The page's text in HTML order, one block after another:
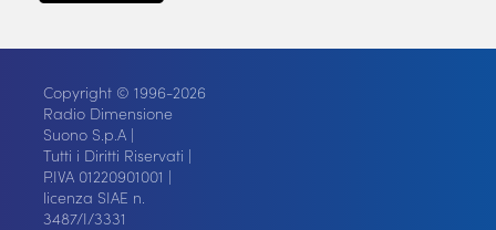
Copyright © 1996-2026
Radio Dimensione
Suono S.p.A |
Tutti i Diritti Riservati |
P.IVA 01220901001 |
licenza SIAE n.
3487/I/3331